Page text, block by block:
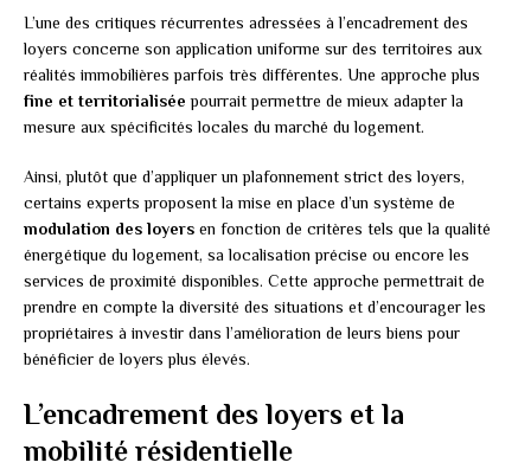
L’une des critiques récurrentes adressées à l’encadrement des
loyers concerne son application uniforme sur des territoires aux
réalités immobilières parfois très différentes. Une approche plus
fine et territorialisée pourrait permettre de mieux adapter la
mesure aux spécificités locales du marché du logement.
Ainsi, plutôt que d’appliquer un plafonnement strict des loyers,
certains experts proposent la mise en place d’un système de
modulation des loyers en fonction de critères tels que la qualité
énergétique du logement, sa localisation précise ou encore les
services de proximité disponibles. Cette approche permettrait de
prendre en compte la diversité des situations et d’encourager les
propriétaires à investir dans l’amélioration de leurs biens pour
bénéficier de loyers plus élevés.
L’encadrement des loyers et la
mobilité résidentielle